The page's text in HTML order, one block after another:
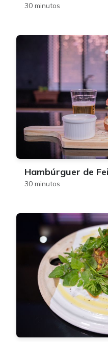
30 minutos
Hambúrguer de
30 minutos